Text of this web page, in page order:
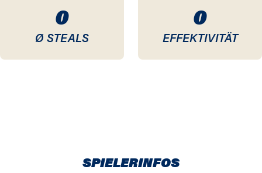
0
Ø STEALS
0
EFFEKTIVITÄT
SPIELERINFOS